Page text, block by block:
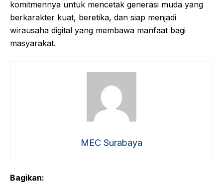
komitmennya untuk mencetak generasi muda yang
berkarakter kuat, beretika, dan siap menjadi
wirausaha digital yang membawa manfaat bagi
masyarakat.
MEC Surabaya
Bagikan: